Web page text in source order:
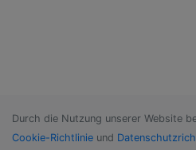
Durch die Nutzung unserer Website
Cookie-Richtlinie und